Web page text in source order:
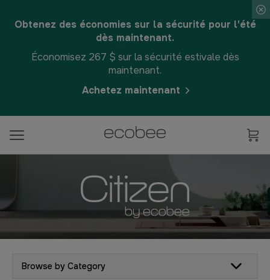
Obtenez des économies sur la sécurité pour l'été
dès maintenant.
Économisez 267 $ sur la sécurité estivale dès
maintenant.
Achetez maintenant
Browse by Category